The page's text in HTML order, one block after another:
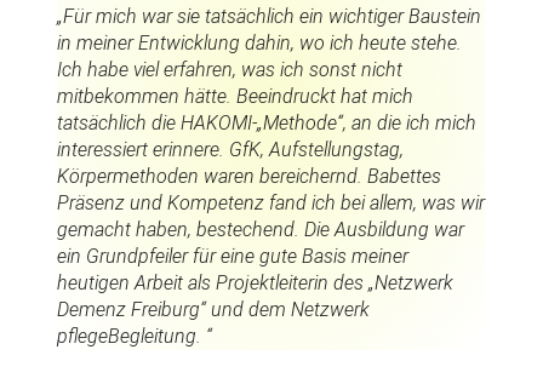
„Für mich war sie tatsächlich ein wichtiger Baustein
in meiner Entwicklung dahin, wo ich heute stehe.
Ich habe viel erfahren, was ich sonst nicht
mitbekommen hätte. Beeindruckt hat mich
tatsächlich die HAKOMI-„Methode“, an die ich mich
interessiert erinnere. GfK, Aufstellungstag,
Körpermethoden waren bereichernd. Babettes
Präsenz und Kompetenz fand ich bei allem, was wir
gemacht haben, bestechend. Die Ausbildung war
ein Grundpfeiler für eine gute Basis meiner
heutigen Arbeit als Projektleiterin des „Netzwerk
Demenz Freiburg“ und dem Netzwerk
pflegeBegleitung. “